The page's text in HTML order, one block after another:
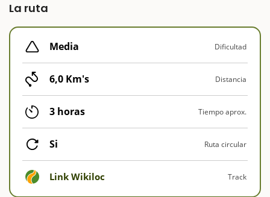
La ruta
Media Dificultad
6,0 Km's Distancia
3 horas Tiempo aprox.
Si Ruta circular
Link Wikiloc Track